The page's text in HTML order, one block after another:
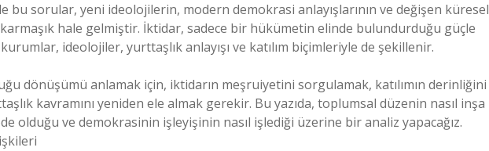
bu sorular, yeni ideolojilerin, modern demokrasi anlayışlarının ve değişen küresel
hale gelmiştir. İktidar, sadece bir hükümetin elinde bulundurduğu güçle
kurumlar, ideolojiler, yurttaşlık anlayışı ve katılım biçimleriyle de şekillenir.
dönüşümü anlamak için, iktidarın meşruiyetini sorgulamak, katılımın derinliğini
kavramını yeniden ele almak gerekir. Bu yazıda, toplumsal düzenin nasıl inşa
olduğu ve demokrasinin işleyişinin nasıl işlediği üzerine bir analiz yapacağız.